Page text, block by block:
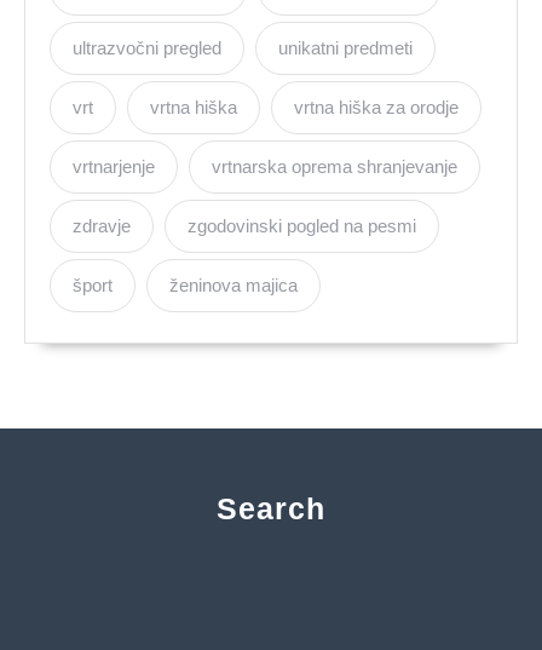
ultrazvočni pregled unikatni predmeti
vrt vrtna hiška vrtna hiška za orodje
vrtnarjenje vrtnarska oprema shranjevanje
zdravje zgodovinski pogled na pesmi
šport ženinova majica
Search